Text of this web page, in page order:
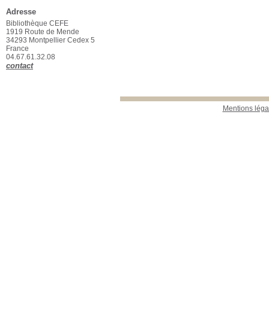
Mentions
Adresse
Bibliothèque CEFE
1919 Route de Mende
34293 Montpellier Cedex 5
France
04.67.61.32.08
contact